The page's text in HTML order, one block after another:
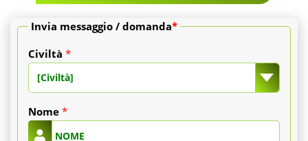
Invia messaggio / domanda*
Civiltà *
[Civiltà]
Nome *